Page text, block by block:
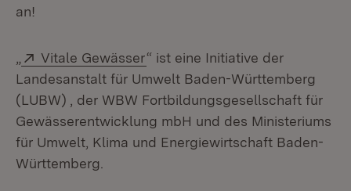
an!
Extern:
Vitale Gewässer(Öffnet in neuem Fenster)
“ ist eine Initiative der
Landesanstalt für Umwelt Baden-Württemberg
(LUBW) , der WBW Fortbildungsgesellschaft für
Gewässerentwicklung mbH und des Ministeriums
für Umwelt, Klima und Energiewirtschaft Baden-
Württemberg.